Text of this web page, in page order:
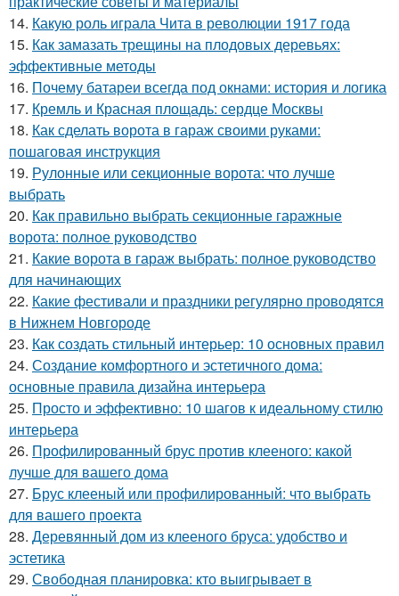
14. Какую роль играла Чита в революции 1917 года
15. Как замазать трещины на плодовых деревьях:
эффективные методы
16. Почему батареи всегда под окнами: история и логика
17. Кремль и Красная площадь: сердце Москвы
18. Как сделать ворота в гараж своими руками:
пошаговая инструкция
19. Рулонные или секционные ворота: что лучше
выбрать
20. Как правильно выбрать секционные гаражные
ворота: полное руководство
21. Какие ворота в гараж выбрать: полное руководство
для начинающих
22. Какие фестивали и праздники регулярно проводятся
в Нижнем Новгороде
23. Как создать стильный интерьер: 10 основных правил
24. Создание комфортного и эстетичного дома:
основные правила дизайна интерьера
25. Просто и эффективно: 10 шагов к идеальному стилю
интерьера
26. Профилированный брус против клееного: какой
лучше для вашего дома
27. Брус клееный или профилированный: что выбрать
для вашего проекта
28. Деревянный дом из клееного бруса: удобство и
эстетика
29. Свободная планировка: кто выигрывает в